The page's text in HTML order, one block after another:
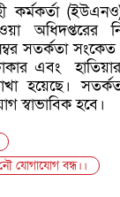
কর্মকর্তা
অধিদপ্তরের
সতর্কতা
এবং
হয়েছে।
স্বাভাবিক হবে।
যোগাযোগ বন্ধ।।